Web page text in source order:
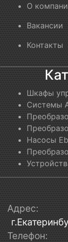
О
Вакансии
Контакты
Шкафы
Системы
Насосы
Адрес:
Телефон: